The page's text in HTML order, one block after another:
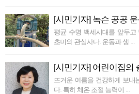
[시민기자] 녹슨 공공
평균 수명 백세시대를 앞두
초미의 관심사다. 운동과 생 ...
[시민기자] 어린이집의
뜨거운 여름을 건강하게 보내
다. 특히 체온 조절 능력이 ...